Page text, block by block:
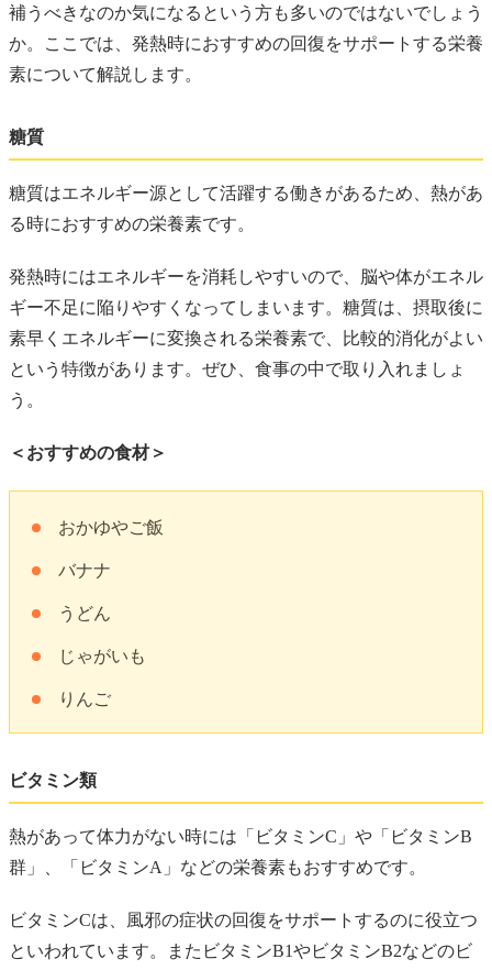
補うべきなのか気になるという方も多いのではないでしょう
か。ここでは、発熱時におすすめの回復をサポートする栄養
素について解説します。
糖質
糖質はエネルギー源として活躍する働きがあるため、熱があ
る時におすすめの栄養素です。
発熱時にはエネルギーを消耗しやすいので、脳や体がエネル
ギー不足に陥りやすくなってしまいます。糖質は、摂取後に
素早くエネルギーに変換される栄養素で、比較的消化がよい
という特徴があります。ぜひ、食事の中で取り入れましょ
う。
＜おすすめの食材＞
おかゆやご飯
バナナ
うどん
じゃがいも
りんご
ビタミン類
熱があって体力がない時には「ビタミンC」や「ビタミンB
群」、「ビタミンA」などの栄養素もおすすめです。
ビタミンCは、風邪の症状の回復をサポートするのに役立つ
といわれています。またビタミンB1やビタミンB2などのビ